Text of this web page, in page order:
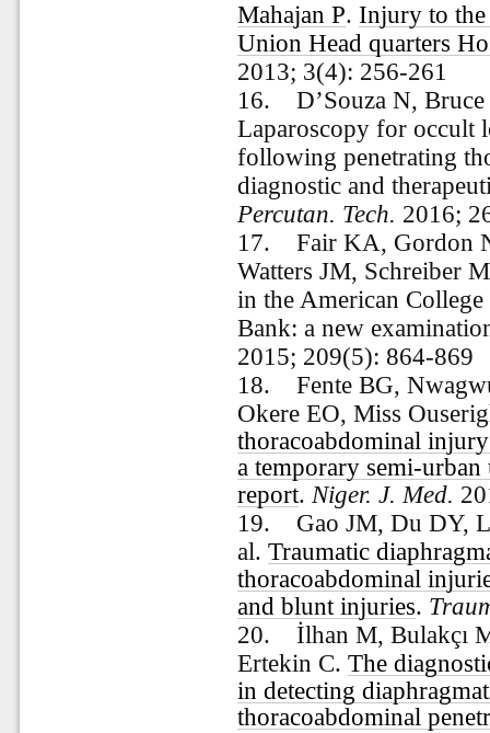
Mahajan P.Injury to the
Union Head quarters
2013; 3(4): 256-261
16.
D’Souza N,
Laparoscopy for occult
following penetrating
diagnostic and
Percutan. Tech. 2016;
17.
Fair KA, Gordon
Watters JM, Schreiber
in the American
Bank: a new
2015; 209(5): 864-869
18.
Fente BG,
Okere EO, Miss
thoracoabdominal
a temporary semi-
report. Niger. J. Med.
19.
Gao JM, Du DY,
al.Traumatic
thoracoabdominal
and blunt injuries.
20.
İlhan M, Bulakçı
Ertekin C.The
in detecting
thoracoabdominal